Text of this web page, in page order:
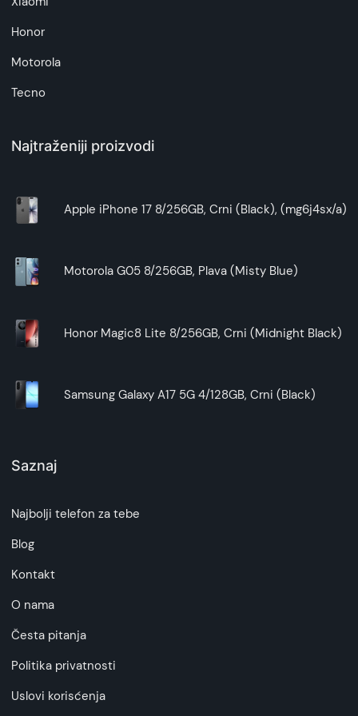
Honor
Motorola
Tecno
Najtraženiji proizvodi
Apple iPhone 17 8/256GB, Crni (Black), (mg6j4sx/a)
Motorola G05 8/256GB, Plava (Misty Blue)
Honor Magic8 Lite 8/256GB, Crni (Midnight Black)
Samsung Galaxy A17 5G 4/128GB, Crni (Black)
Saznaj
Najbolji telefon za tebe
Blog
Kontakt
O nama
Česta pitanja
Politika privatnosti
Uslovi korisćenja